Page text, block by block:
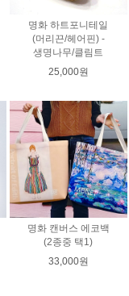
명화 하트포니테일
(머리끈/헤어핀) -
생명나무/클림트
25,000원
명화 캔버스 에코백
(2종중 택1)
33,000원